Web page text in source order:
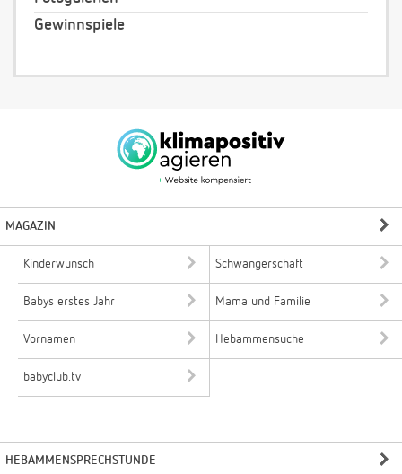
Gewinnspiele
MAGAZIN
Kinderwunsch Schwangerschaft
Babys erstes Jahr Mama und Familie
Vornamen Hebammensuche
babyclub.tv
HEBAMMENSPRECHSTUNDE